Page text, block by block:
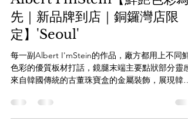
2025年10月21日
Albert I'mStein【鮮艷色彩為
先｜新品牌到店｜銅鑼灣店限
定】'Seoul'
色彩的優質板材打話，鏡腿末端主要點狀部分靈感
來自韓國傳統的古董珠寶盒的金屬裝飾，展現韓國